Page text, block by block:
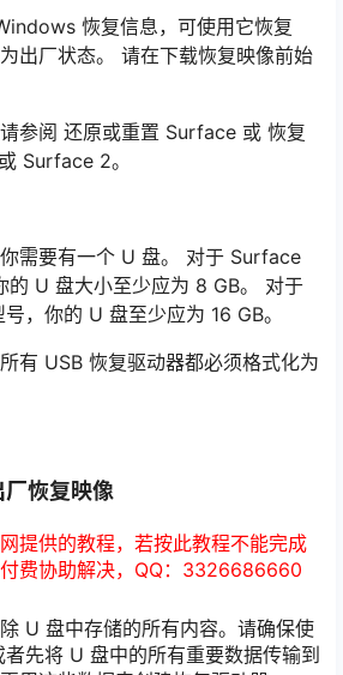
恢复信息，可使用它恢复
出厂状态。 请在下载恢复映像前始
参阅 还原或重置 Surface 或 恢复
Surface 2。
需要有一个 U 盘。 对于 Surface
U 盘大小至少应为 8 GB。 对于
，你的 U 盘至少应为 16 GB。
有 USB 恢复驱动器都必须格式化为
恢复映像
提供的教程，若按此教程不能完成
费协助解决，QQ：3326686660
U 盘中存储的所有内容。请确保使
先将 U 盘中的所有重要数据传输到